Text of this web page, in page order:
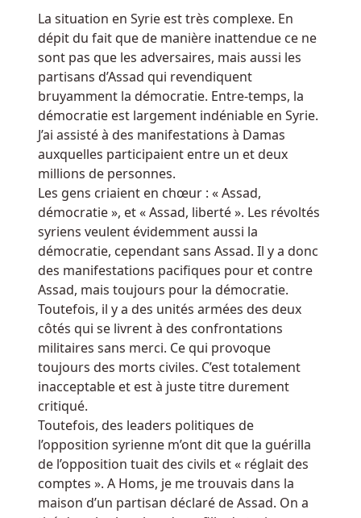
Dans
certains
cas,
par
exemple,
vous
devrez
miser
que
vous
avez
gagné
fois
avant
pouvoir
retirer
votre
argent.
Regle
casino
machine
La situation en Syrie est très complexe. En
dépit du fait que de manière inattendue ce ne
sont pas que les adversaires, mais aussi les
partisans d’Assad qui revendiquent
bruyamment la démocratie. Entre-temps, la
démocratie est largement indéniable en Syrie.
J’ai assisté à des manifestations à Damas
auxquelles participaient entre un et deux
millions de personnes.
Les gens criaient en chœur : « Assad,
démocratie », et « Assad, liberté ». Les révoltés
syriens veulent évidemment aussi la
démocratie, cependant sans Assad. Il y a donc
des manifestations pacifiques pour et contre
Assad, mais toujours pour la démocratie.
Toutefois, il y a des unités armées des deux
côtés qui se livrent à des confrontations
militaires sans merci. Ce qui provoque
toujours des morts civiles. C’est totalement
inacceptable et est à juste titre durement
critiqué.
Toutefois, des leaders politiques de
l’opposition syrienne m’ont dit que la guérilla
de l’opposition tuait des civils et « réglait des
comptes ». A Homs, je me trouvais dans la
maison d’un partisan déclaré de Assad. On a